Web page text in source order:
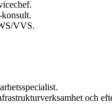
VVS.
och